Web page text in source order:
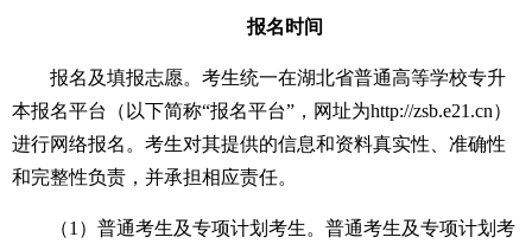
报名时间
报名及填报志愿。考生统一在湖北省普通高等学校专升
本报名平台（以下简称“报名平台”，网址为http://zsb.e21.cn）
进行网络报名。考生对其提供的信息和资料真实性、准确性
和完整性负责，并承担相应责任。
（1）普通考生及专项计划考生。普通考生及专项计划考